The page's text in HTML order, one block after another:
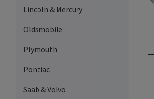
Lincoln & Mercury
Oldsmobile
Plymouth
Pontiac
Saab & Volvo